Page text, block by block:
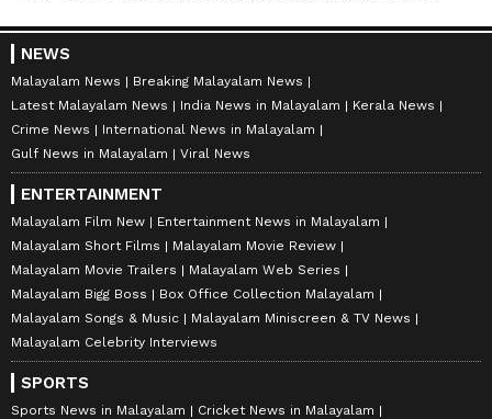
NEWS
Malayalam News
Breaking Malayalam News
Latest Malayalam News
India News in Malayalam
Kerala News
Crime News
International News in Malayalam
Gulf News in Malayalam
Viral News
ENTERTAINMENT
Malayalam Film New
Entertainment News in Malayalam
Malayalam Short Films
Malayalam Movie Review
Malayalam Movie Trailers
Malayalam Web Series
Malayalam Bigg Boss
Box Office Collection Malayalam
Malayalam Songs & Music
Malayalam Miniscreen & TV News
Malayalam Celebrity Interviews
SPORTS
Sports News in Malayalam
Cricket News in Malayalam